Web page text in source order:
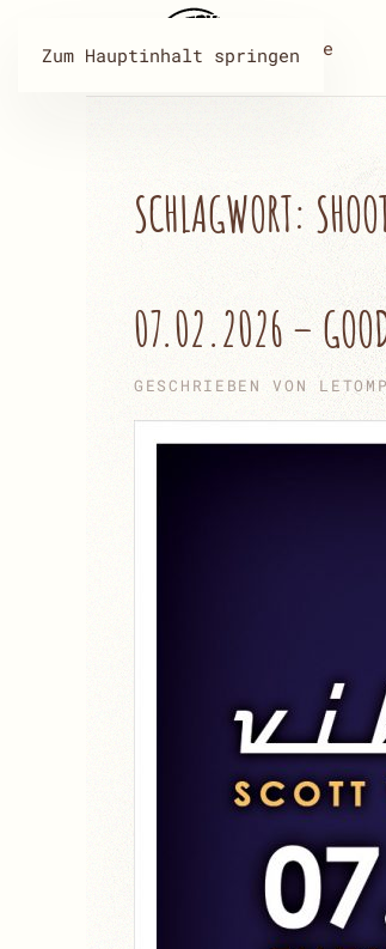
Zum Hauptinhalt springenHome
SCHLAGWORT:
07.02.2026 –
GESCHRIEBEN VON